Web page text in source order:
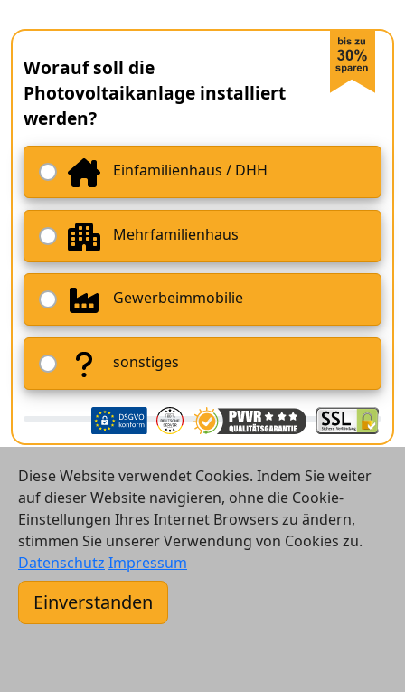
Worauf soll die
Photovoltaikanlage installiert
werden?
Einfamilienhaus / DHH
Mehrfamilienhaus
Gewerbeimmobilie
sonstiges
© 2026 Vergleichsrechner24 GmbH
Kontakt
Diese Website verwendet Cookies. Indem Sie weiter
auf dieser Website navigieren, ohne die Cookie-
Einstellungen Ihres Internet Browsers zu ändern,
stimmen Sie unserer Verwendung von Cookies zu.
Datenschutz Impressum
Einverstanden